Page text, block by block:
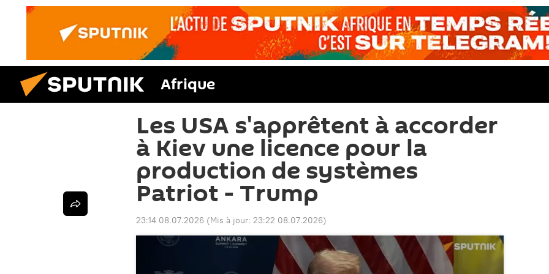
Afrique
Les USA s'apprêtent à accorder
à Kiev une licence pour la
production de systèmes
Patriot - Trump
23:14 08.07.2026 (Mis à jour: 23:22 08.07.2026)